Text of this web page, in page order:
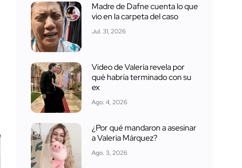
Madre de Dafne cuenta lo que
vio en la carpeta del caso
Jul. 31, 2026
Video de Valeria revela por
qué habría terminado con su
ex
Ago. 4, 2026
¿Por qué mandaron a asesinar
a Valeria Márquez?
Ago. 3, 2026